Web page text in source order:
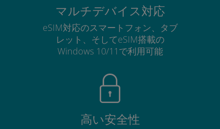
マルチデバイス対応
eSIM対応のスマートフォン、タブ
レット、そしてeSIM搭載の
Windows 10/11で利用可能
高い安全性